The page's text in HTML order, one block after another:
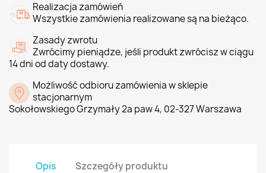
Realizacja zamówień
Wszystkie zamówienia realizowane są na bieżąco.
Zasady zwrotu
Zwrócimy pieniądze, jeśli produkt zwrócisz w ciągu
14 dni od daty dostawy.
Możliwość odbioru zamówienia w sklepie
stacjonarnym
Sokołowskiego Grzymały 2a paw 4, 02-327 Warszawa
Opis
Szczegóły produktu